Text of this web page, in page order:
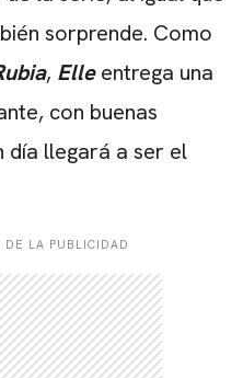
sorprende. Como
, Elleentrega una
con buenas
día llegará a ser el
DE LA PUBLICIDAD